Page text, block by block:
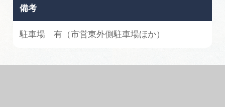
備考
駐車場 有（市営東外側駐車場ほか）